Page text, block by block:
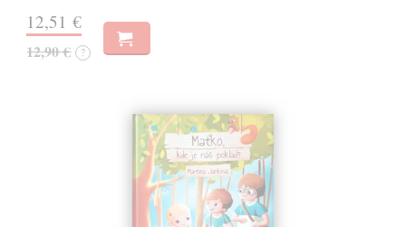
12,51 €
12,90 € ?